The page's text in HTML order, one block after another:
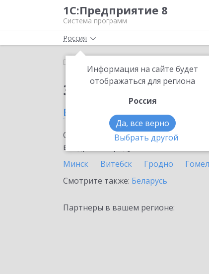
1С:Предприятие 8
Система программ
Россия
Информация на сайте будет
отображаться для региона
Россия
Да, все верно
Выбрать другой
Главная 1С:Универсальное
Заказать
в Пинске
Ознакомьтесь с информационными
внедрение продукта.
Минск
Витебск Гродно
Смотрите также: Беларусь
Партнеры в вашем регионе: